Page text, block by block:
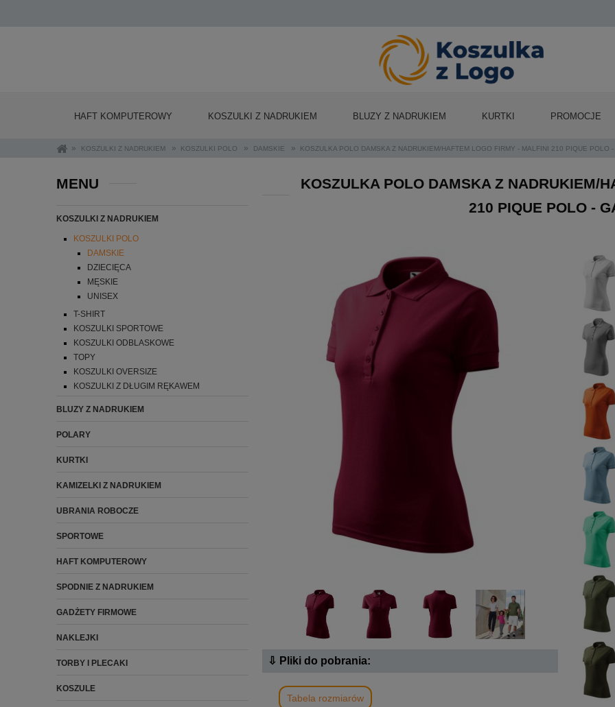
HAFT KOMPUTEROWY KOSZULKI Z NADRUKIEM BLUZY Z NADRUKIEM KURTKI PROMOCJE
» KOSZULKI Z NADRUKIEM » KOSZULKI POLO » DAMSKIE » KOSZULKA POLO DAMSKA Z NADRUKIEM/HAFTEM LOGO FIRMY - MALFINI 210 PIQUE POLO
MENU
KOSZULKI Z NADRUKIEM
KOSZULKI POLO
DAMSKIE
DZIECIĘCA
MĘSKIE
UNISEX
T-SHIRT
KOSZULKI SPORTOWE
KOSZULKI ODBLASKOWE
TOPY
KOSZULKI OVERSIZE
KOSZULKI Z DŁUGIM RĘKAWEM
BLUZY Z NADRUKIEM
POLARY
KURTKI
KAMIZELKI Z NADRUKIEM
UBRANIA ROBOCZE
SPORTOWE
HAFT KOMPUTEROWY
SPODNIE Z NADRUKIEM
GADŻETY FIRMOWE
NAKLEJKI
TORBY I PLECAKI
KOSZULE
KOSZULKA POLO DAMSKA Z NADRUKIEM/
210 PIQUE POLO -
⇩ Pliki do pobrania:
Tabela rozmiarów